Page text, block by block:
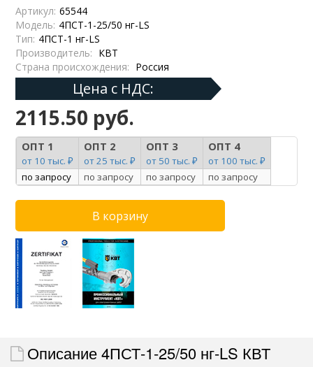
Артикул: 65544
Модель: 4ПСТ-1-25/50 нг-LS
Тип: 4ПСТ-1 нг-LS
Производитель: КВТ
Страна происхождения: Россия
Цена с НДС:
2115.50 руб.
ОПТ 1
от 10 тыс. ₽
ОПТ 2
от 25 тыс. ₽
ОПТ 3
от 50 тыс. ₽
ОПТ 4
от 100 тыс. ₽
по запросу
по запросу по запросу по запросу
Описание 4ПСТ-1-25/50 нг-LS КВТ